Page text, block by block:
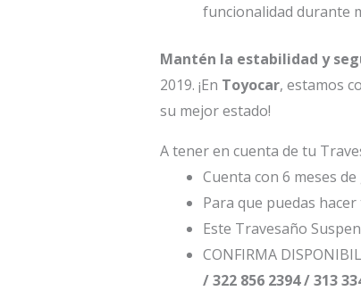
funcionalidad durante
Mantén la estabilidad y
2019. ¡En Toyocar, estamos
su mejor estado!
A tener en cuenta de tu
Cuenta con 6 meses
Para que puedas
Este Travesaño
CONFIRMA
/ 322 856 2394 / 313